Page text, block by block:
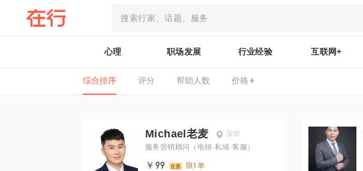
心理 职场发展 行业经验 互联网+
综合排序 评分 帮助人数 价格
Michael老麦
深圳
服务营销顾问（电销·私域·客服）
￥99 限1单